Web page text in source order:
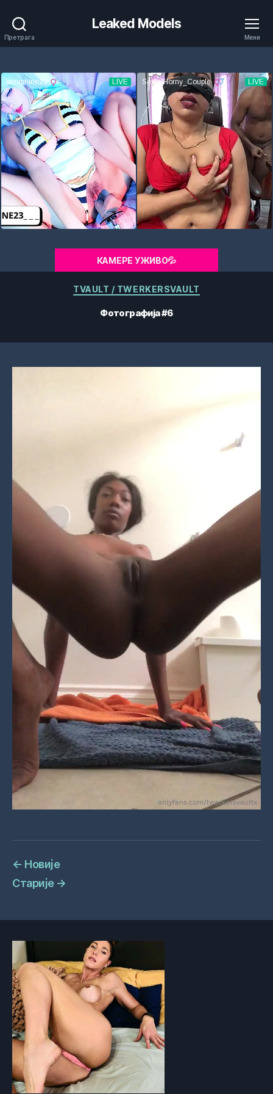
Претрага
Leaked Models
Мени
КАМЕРЕ УЖИВО💦
Категорије
TVAULT / TWERKERSVAULT
Фотографија #6
← Новије
Старије →